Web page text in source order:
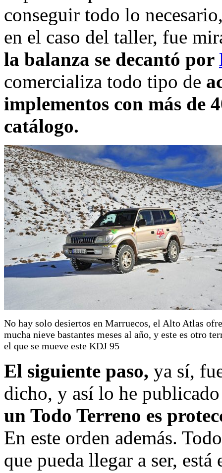
conseguir todo lo
en el caso del taller, fue
la balanza se decantó por
comercializa todo tipo de
implementos con más de
catálogo.
No hay solo desiertos en Marruecos, el Alto Atlas
mucha nieve bastantes meses al año, y este es otro
el que se mueve este KDJ 95
El siguiente paso, ya sí,
dicho, y así lo he
un Todo Terreno es
En este orden además.
que pueda llegar a ser,